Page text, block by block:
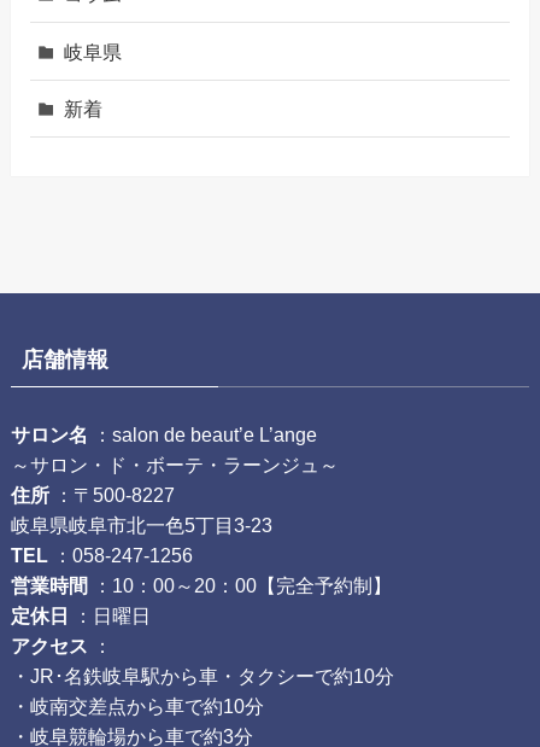
岐阜県
新着
店舗情報
サロン名
：salon de beaut’e L’ange
～サロン・ド・ボーテ・ラーンジュ～
住所：〒500-8227
岐阜県岐阜市北一色5丁目3-23
TEL：058-247-1256
営業時間
：10：00～20：00【完全予約制】
定休日
：日曜日
アクセス ：
・JR･名鉄岐阜駅から車・タクシーで約10分
・岐南交差点から車で約10分
・岐阜競輪場から車で約3分